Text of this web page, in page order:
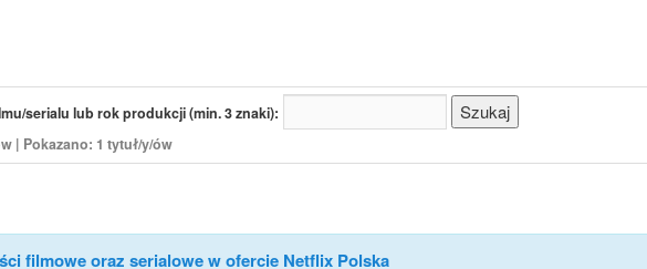
serialu lub rok produkcji (min. 3 znaki):
| Pokazano: 1 tytuł/y/ów
filmowe oraz serialowe w ofercie Netflix Polska